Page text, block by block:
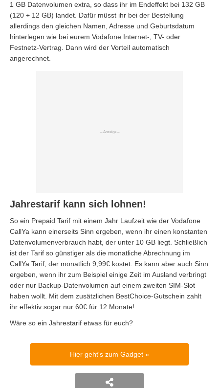
1 GB Datenvolumen extra, so dass ihr im Endeffekt bei 132 GB
(120 + 12 GB) landet. Dafür müsst ihr bei der Bestellung
allerdings den gleichen Namen, Adresse und Geburtsdatum
hinterlegen wie bei eurem Vodafone Internet-, TV- oder
Festnetz-Vertrag. Dann wird der Vorteil automatisch
angerechnet.
Jahrestarif kann sich lohnen!
So ein Prepaid Tarif mit einem Jahr Laufzeit wie der Vodafone
CallYa kann einerseits Sinn ergeben, wenn ihr einen konstanten
Datenvolumenverbrauch habt, der unter 10 GB liegt. Schließlich
ist der Tarif so günstiger als die monatliche Abrechnung im
CallYa Tarif, der monatlich 9,99€ kostet. Es kann aber auch Sinn
ergeben, wenn ihr zum Beispiel einige Zeit im Ausland verbringt
oder nur Backup-Datenvolumen auf einem zweiten SIM-Slot
haben wollt. Mit dem zusätzlichen BestChoice-Gutschein zahlt
ihr effektiv sogar nur 60€ für 12 Monate!
Wäre so ein Jahrestarif etwas für euch?
Hier geht's zum Gadget